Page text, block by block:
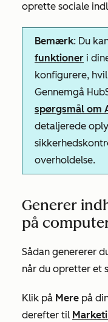
oprette sociale
Bemærk: Du
funktioner i
konfigurere,
Gennemgå
spørgsmål om
detaljerede
overholdelse.
Generer
på
Sådan genererer
når du opretter et
Klik på Mere på
derefter til